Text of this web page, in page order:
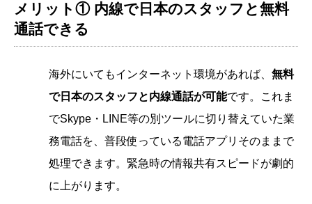
メリット① 内線で日本のスタッフと無料
通話できる
海外にいてもインターネット環境があれば、 無料
で日本のスタッフと内線通話が可能です。これま
でSkype・LINE等の別ツールに切り替えていた業
務電話を、普段使っている電話アプリそのままで
処理できます。緊急時の情報共有スピードが劇的
に上がります。